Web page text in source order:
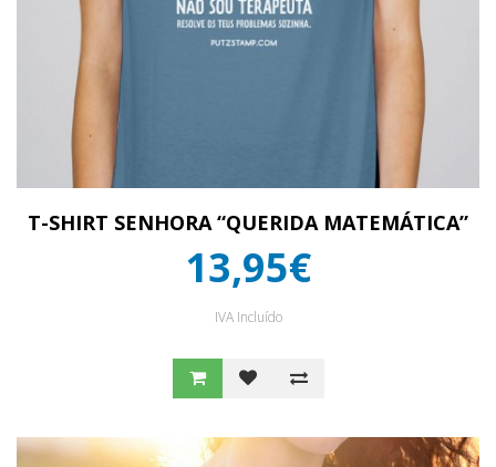
T-SHIRT SENHORA “QUERIDA MATEMÁTICA”
13,95€
IVA Incluído